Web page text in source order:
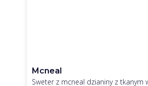
Mcneal
Sweter z mcneal dzianiny z tkanym